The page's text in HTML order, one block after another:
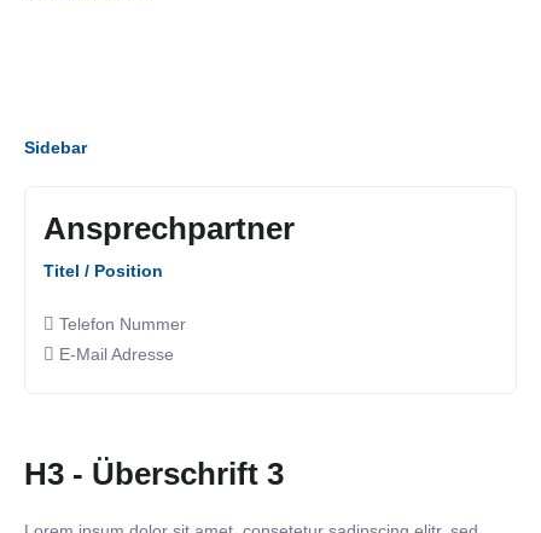
Sidebar
Ansprechpartner
Titel / Position
Telefon Nummer
E-Mail Adresse
H3 - Überschrift 3